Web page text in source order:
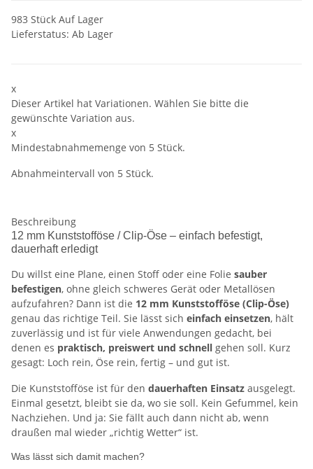
983 Stück Auf Lager
Lieferstatus: Ab Lager
x
Dieser Artikel hat Variationen. Wählen Sie bitte die
gewünschte Variation aus.
x
Mindestabnahmemenge von 5 Stück.
Abnahmeintervall von 5 Stück.
Beschreibung
12 mm Kunststofföse / Clip-Öse – einfach befestigt,
dauerhaft erledigt
Du willst eine Plane, einen Stoff oder eine Folie sauber
befestigen, ohne gleich schweres Gerät oder Metallösen
aufzufahren? Dann ist die 12 mm Kunststofföse (Clip-Öse)
genau das richtige Teil. Sie lässt sich einfach einsetzen, hält
zuverlässig und ist für viele Anwendungen gedacht, bei
denen es praktisch, preiswert und schnell gehen soll. Kurz
gesagt: Loch rein, Öse rein, fertig – und gut ist.
Die Kunststofföse ist für den dauerhaften Einsatz ausgelegt.
Einmal gesetzt, bleibt sie da, wo sie soll. Kein Gefummel, kein
Nachziehen. Und ja: Sie fällt auch dann nicht ab, wenn
draußen mal wieder „richtig Wetter“ ist.
Was lässt sich damit machen?